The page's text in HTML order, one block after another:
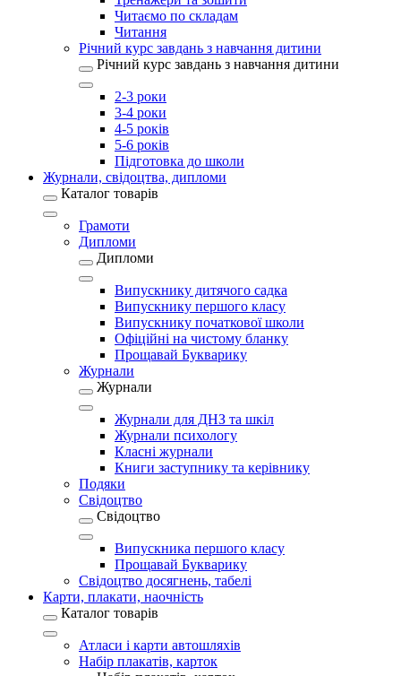
Читаємо по складам
Читання
Річний курс завдань з навчання дитини
Річний курс завдань з навчання дитини
2-3 роки
3-4 роки
4-5 років
5-6 років
Підготовка до школи
Журнали, свідоцтва, дипломи
Каталог товарів
Грамоти
Дипломи
Дипломи
Випускнику дитячого садка
Випускнику першого класу
Випускнику початкової школи
Офіційні на чистому бланку
Прощавай Букварику
Журнали
Журнали
Журнали для ДНЗ та шкіл
Журнали психологу
Класні журнали
Книги заступнику та керівнику
Подяки
Свідоцтво
Свідоцтво
Випускника першого класу
Прощавай Букварику
Свідоцтво досягнень, табелі
Карти, плакати, наочність
Каталог товарів
Атласи і карти автошляхів
Набір плакатів, карток